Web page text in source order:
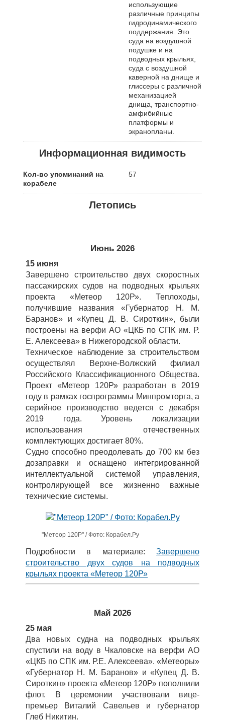
использующие
различные принципы
гидродинамического
поддержания. Это
суда на воздушной
подушке и на
подводных крыльях,
суда с воздушной
каверной на днище и
глиссеры с различной
механизацией
днища, транспортно-
амфибийные
платформы и
экранопланы.
Информационная видимость
Кол-во упоминаний на
корабеле
57
Летопись
Июнь 2026
15 июня
Завершено строительство двух скоростных
пассажирских судов на подводных крыльях
проекта «Метеор 120Р». Теплоходы,
получившие названия «Губернатор Н. М.
Баранов» и «Купец Д. В. Сироткин», были
построены на верфи АО «ЦКБ по СПК им. Р.
Е. Алексеева» в Нижегородской области.
Техническое наблюдение за строительством
осуществлял Верхне-Волжский филиал
Российского Классификационного Общества.
Проект «Метеор 120Р» разработан в 2019
году в рамках госпрограммы Минпромторга, а
серийное производство ведется с декабря
2019 года. Уровень локализации
использования отечественных
комплектующих достигает 80%.
Судно способно преодолевать до 700 км без
дозаправки и оснащено интегрированной
интеллектуальной системой управления,
контролирующей все жизненно важные
технические системы.
"Метеор 120Р" / Фото: Корабел.Ру
Подробности в материале: Завершено
строительство двух судов на подводных
крыльях проекта «Метеор 120Р»
Май 2026
25 мая
Два новых судна на подводных крыльях
спустили на воду в Чкаловске на верфи АО
«ЦКБ по СПК им. Р.Е. Алексеева». «Метеоры»
«Губернатор Н. М. Баранов» и «Купец Д. В.
Сироткин» проекта «Метеор 120Р» пополнили
флот. В церемонии участвовали вице-
премьер Виталий Савельев и губернатор
Глеб Никитин.